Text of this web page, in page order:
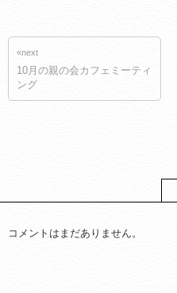
«next
10月の親の会カフェミーティ
ング
コメントはまだありません。